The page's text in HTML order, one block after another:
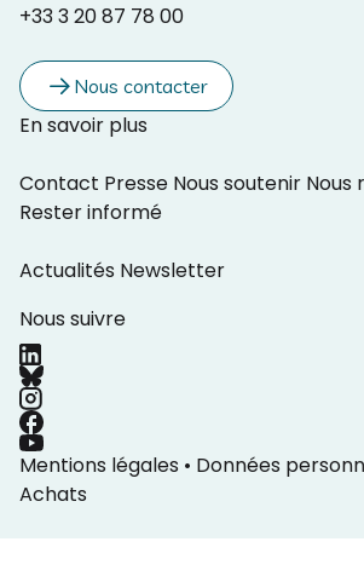
+33 3 20 87 78 00
Nous contacter
En savoir plus
Contact Presse Nous soutenir Nous
Rester informé
Actualités Newsletter
Nous suivre
Mentions légales • Données
Achats